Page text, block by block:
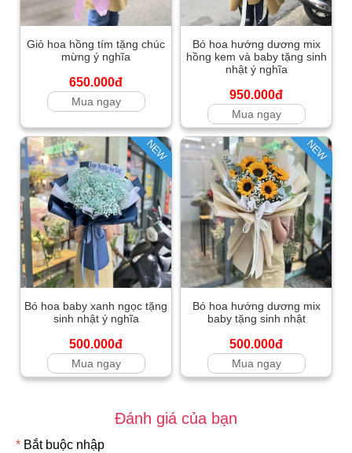
Giỏ hoa hồng tím tặng chúc
mừng ý nghĩa
650.000đ
Mua ngay
Bó hoa hướng dương mix
hồng kem và baby tặng sinh
nhật ý nghĩa
950.000đ
Mua ngay
NEW
Bó hoa baby xanh ngọc tặng
sinh nhật ý nghĩa
500.000đ
Mua ngay
NEW
Bó hoa hướng dương mix
baby tặng sinh nhật
500.000đ
Mua ngay
Đánh giá của bạn
* Bắt buộc nhập